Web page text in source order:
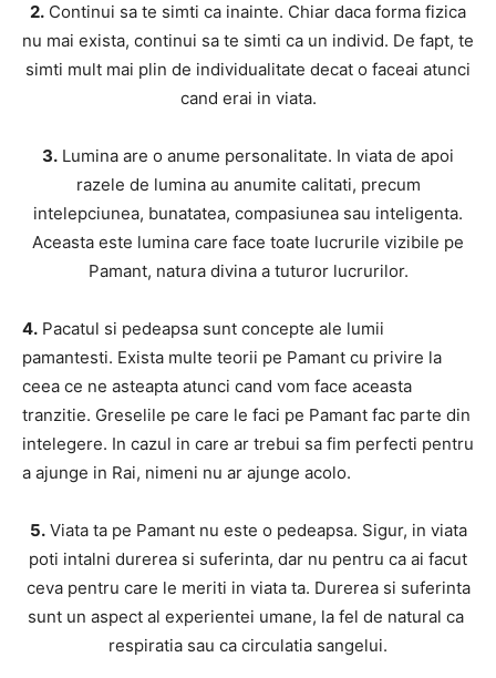
2. Continui sa te simti ca inainte. Chiar daca forma fizica
nu mai exista, continui sa te simti ca un individ. De fapt, te
simti mult mai plin de individualitate decat o faceai atunci
cand erai in viata.
3. Lumina are o anume personalitate. In viata de apoi
razele de lumina au anumite calitati, precum
intelepciunea, bunatatea, compasiunea sau inteligenta.
Aceasta este lumina care face toate lucrurile vizibile pe
Pamant, natura divina a tuturor lucrurilor.
4. Pacatul si pedeapsa sunt concepte ale lumii
pamantesti. Exista multe teorii pe Pamant cu privire la
ceea ce ne asteapta atunci cand vom face aceasta
tranzitie. Greselile pe care le faci pe Pamant fac parte din
intelegere. In cazul in care ar trebui sa fim perfecti pentru
a ajunge in Rai, nimeni nu ar ajunge acolo.
5.Viata ta pe Pamant nu este o pedeapsa. Sigur, in viata
poti intalni durerea si suferinta, dar nu pentru ca ai facut
ceva pentru care le meriti in viata ta. Durerea si suferinta
sunt un aspect al experientei umane, la fel de natural ca
respiratia sau ca circulatia sangelui.